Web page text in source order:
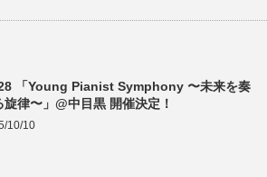
「Young Pianist Symphony 〜未来を奏
旋律〜」@中目黒 開催決定！
10/10